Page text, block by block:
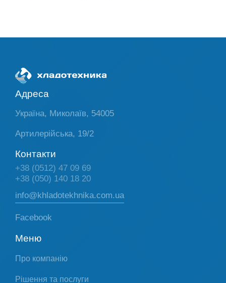
Адреса
Україна, Миколаїв, 54005
Артилерійська, 19/2
Контакти
+38 (0512) 47 09 69
+38 (050) 140 18 20
info@khladotekhnika.com.ua
Facebook
Меню
Про компанію
Рішення та послуги